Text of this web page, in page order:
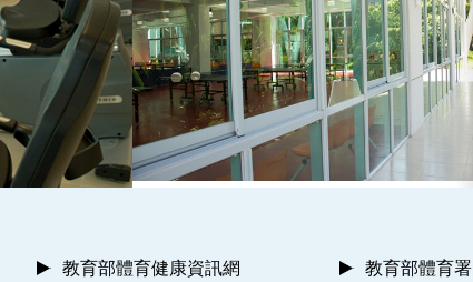
教育部體育健康資訊網
教育部體育署